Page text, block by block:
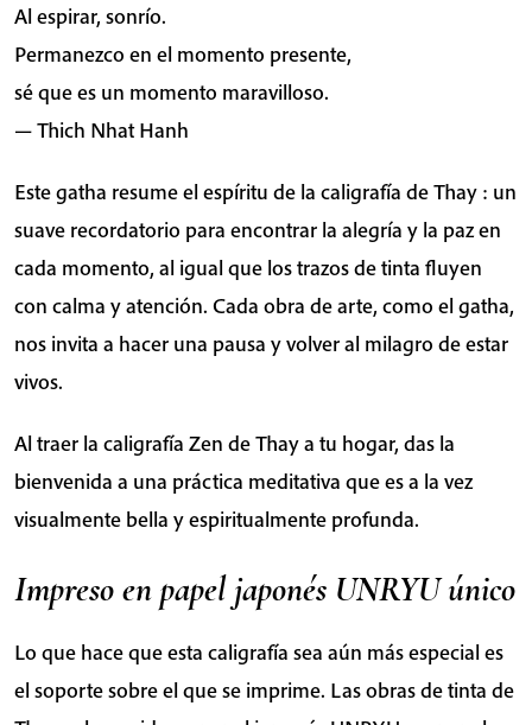
Al espirar, sonrío.
Permanezco en el momento presente,
sé que es un momento maravilloso.
— Thich Nhat Hanh
Este gatha resume el espíritu de la caligrafía de Thay : un
suave recordatorio para encontrar la alegría y la paz en
cada momento, al igual que los trazos de tinta fluyen
con calma y atención. Cada obra de arte, como el gatha,
nos invita a hacer una pausa y volver al milagro de estar
vivos.
Al traer la caligrafía Zen de Thay a tu hogar, das la
bienvenida a una práctica meditativa que es a la vez
visualmente bella y espiritualmente profunda.
Impreso en papel japonés UNRYU único
Lo que hace que esta caligrafía sea aún más especial es
el soporte sobre el que se imprime. Las obras de tinta de